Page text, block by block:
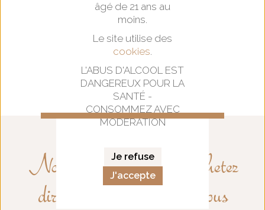
âgé de 21 ans au
moins.
Le site utilise des
cookies.
L'ABUS D'ALCOOL EST
DANGEREUX POUR LA
SANTÉ -
CONSOMMEZ AVEC
MODÉRATION
Je refuse
J'accepte
La Floraison
Nos VinsNouveau : achetez
directement nos vins en nous